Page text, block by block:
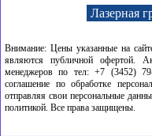
Лазерная
Внимание: Цены указанные на
являются публичной офертой.
менеджеров по тел: +7 (3452)
соглашение по обработке
отправляя свои персональные
политикой. Все права защищены.